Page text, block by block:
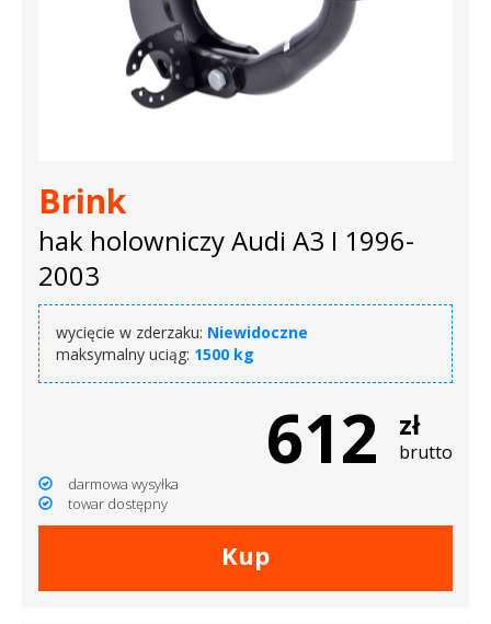
Brink
hak holowniczy Audi A3 I 1996-
2003
wycięcie w zderzaku: Niewidoczne
maksymalny uciąg: 1500 kg
612 zł
brutto
darmowa wysyłka
towar dostępny
Kup